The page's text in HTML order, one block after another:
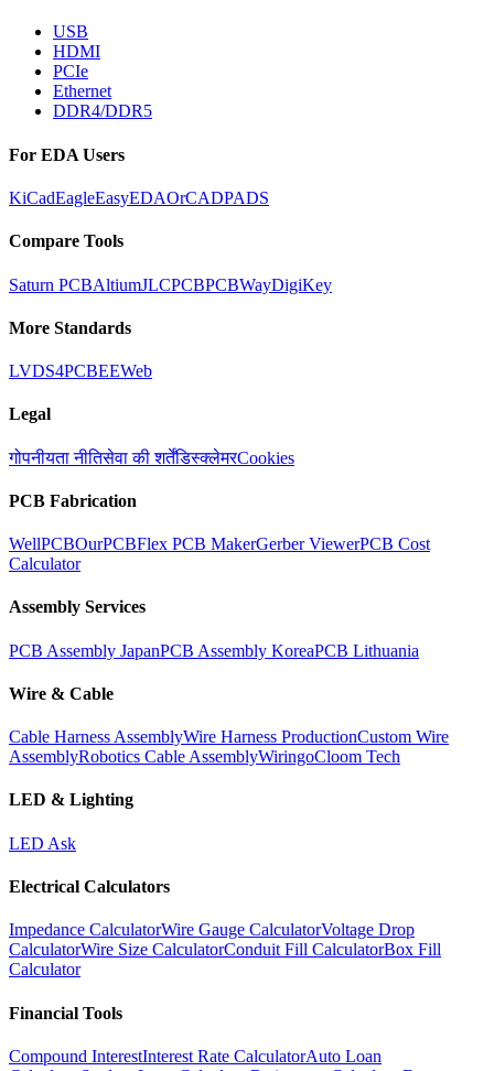
USB
HDMI
PCIe
Ethernet
DDR4/DDR5
For EDA Users
KiCadEagleEasyEDAOrCADPADS
Compare Tools
Saturn PCBAltiumJLCPCBPCBWayDigiKey
More Standards
LVDS4PCBEEWeb
Legal
गोपनीयता नीतिसेवा की शर्तेंडिस्क्लेमरCookies
PCB Fabrication
WellPCBOurPCBFlex PCB MakerGerber ViewerPCB Cost
Calculator
Assembly Services
PCB Assembly JapanPCB Assembly KoreaPCB Lithuania
Wire & Cable
Cable Harness AssemblyWire Harness ProductionCustom Wire
AssemblyRobotics Cable AssemblyWiringoCloom Tech
LED & Lighting
LED Ask
Electrical Calculators
Impedance CalculatorWire Gauge CalculatorVoltage Drop
CalculatorWire Size CalculatorConduit Fill CalculatorBox Fill
Calculator
Financial Tools
Compound InterestInterest Rate CalculatorAuto Loan